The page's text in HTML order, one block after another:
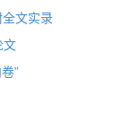
文实录
文
”